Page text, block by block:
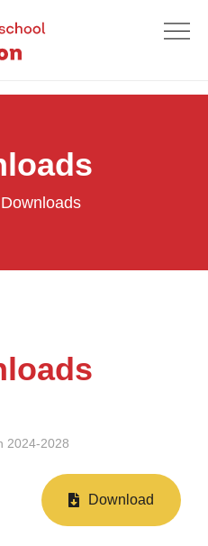
Downloads
2024-2028
Download